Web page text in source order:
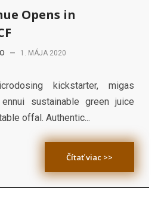
Opens in
— 1. MÁJA 2020
kickstarter, migas
sustainable green juice
offal. Authentic...
Čítať viac >>